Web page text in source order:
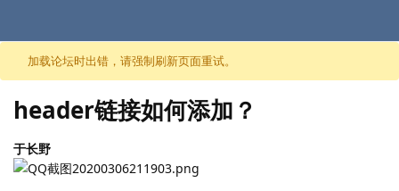
跳至内容
加载论坛时出错，请强制刷新页面重试。
header链接如何添加？
于长野